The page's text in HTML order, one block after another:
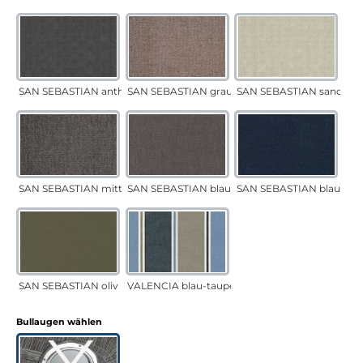
SAN SEBASTIAN anthrazitSAN SEBASTIAN grau-sandSAN SEBASTIAN sand
SAN SEBASTIAN mittelgrauSAN SEBASTIAN blau-sandSAN SEBASTIAN blau
SAN SEBASTIAN oliv VALENCIA blau-taupe
Bullaugen wählen